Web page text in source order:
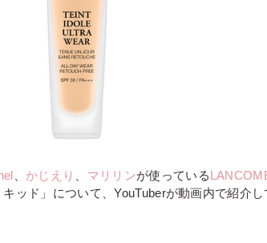
かじえり マリリンが使っている
ッド」について、YouTuberが動画内で紹介